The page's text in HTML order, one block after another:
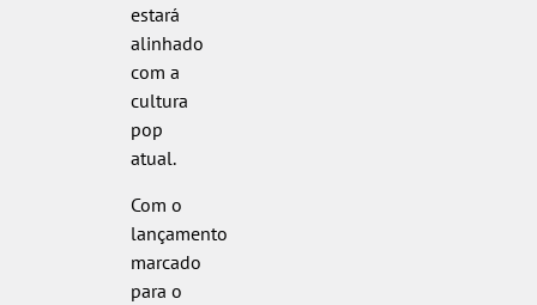
estará
alinhado
com a
cultura
pop
atual.
Com o
lançamento
marcado
para o